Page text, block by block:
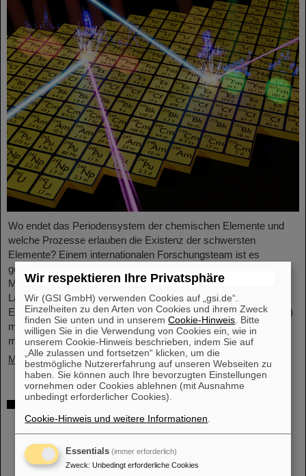
Wo endet das Periodensystem der chemischen Elemente und
welche Prozesse erlauben die Existenz der schwersten
Elemente? Einem internationalen Forschungsteam ist es
gelungen, einer Beantwortung näher zu kommen und mit
Messungen an der GSI/FAIR-Beschleunigeranlage und in
Laboren der Johannes Gutenberg-Universität Mainz einen
Einblick in die Struktur von Fermium-Atomkernen (Element 100)
mit unterschiedlichen Anzahlen an Neutronen zu gewinnen. Mit
modernen Laserspektroskopietechniken bestimmten sie…
Mehr »
Das schwerste bisher chemisch
untersuchte Element – In Experimenten bei
GSI/FAIR gelingt Bestimmung der
Eigenschaften von Moscovium und
Nihonium
Wir respektieren Ihre Privatsphäre
Wir (GSI GmbH) verwenden Cookies auf „gsi.de“.
Einzelheiten zu den Arten von Cookies und ihrem Zweck
finden Sie unten und in unseremCookie-Hinweis . Bitte
willigen Sie in die Verwendung von Cookies ein, wie in
unserem Cookie-Hinweis beschrieben, indem Sie auf
„Alle zulassen und fortsetzen“ klicken, um die
bestmögliche Nutzererfahrung auf unseren Webseiten zu
haben. Sie können auch Ihre bevorzugten Einstellungen
vornehmen oder Cookies ablehnen (mit Ausnahme
unbedingt erforderlicher Cookies).
Cookie-Hinweis und weitere Informationen
Essentials (immer erforderlich)
Zweck: Unbedingt erforderliche Cookies